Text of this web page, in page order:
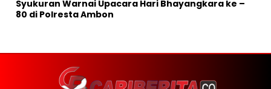
Syukuran Warnai Upacara Hari Bhayangkara ke –
80 di Polresta Ambon